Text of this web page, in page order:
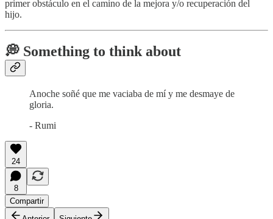
primer obstáculo en el camino de la mejora y/o recuperación del
hijo.
💭 Something to think about
Anoche soñé que me vaciaba de mí y me desmaye de
gloria.
- Rumi
24
8
Compartir